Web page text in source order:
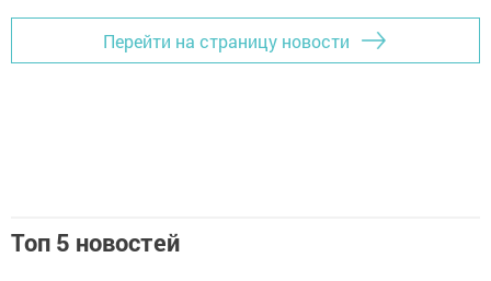
Перейти на страницу новости
Топ 5 новостей